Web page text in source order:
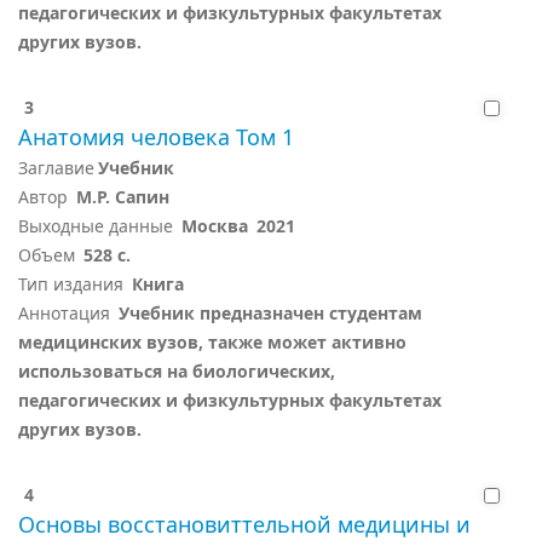
педагогических и физкультурных факультетах
других вузов.
3
Анатомия человека Том 1
ЗаглавиеУчебник
Автор М.Р. Сапин
Выходные данные Москва 2021
Объем 528 с.
Тип издания Книга
Аннотация Учебник предназначен студентам
медицинских вузов, также может активно
использоваться на биологических,
педагогических и физкультурных факультетах
других вузов.
4
Основы восстановиттельной медицины и